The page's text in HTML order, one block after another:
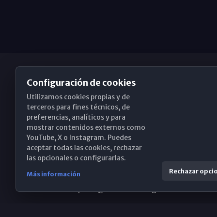
Obispado de Málaga
Santa María, 18-20. 29015 Málaga
(+34) 952 224 386
Configuración de cookies
Utilizamos cookies propias y de
terceros para fines técnicos, de
preferencias, analíticos y para
mostrar contenidos externos como
YouTube, X o Instagram. Puedes
aceptar todas las cookies, rechazar
las opcionales o configurarlas.
Más información Rechazar